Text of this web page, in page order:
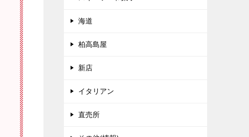
海道
柏高島屋
新店
イタリアン
直売所